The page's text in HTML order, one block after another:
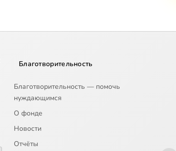
Благотворительность
Благотворительность — помочь
нуждающимся
О фонде
Новости
Отчёты